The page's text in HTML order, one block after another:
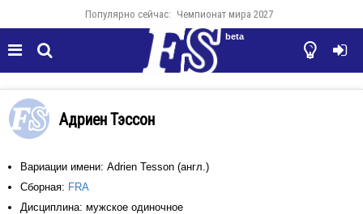
Популярно сейчас: Чемпионат мира 2027
  

beta
Адриен Тэссон
Вариации имени: Adrien Tesson (англ.)
Сборная: FRA
Дисциплина: мужское одиночное